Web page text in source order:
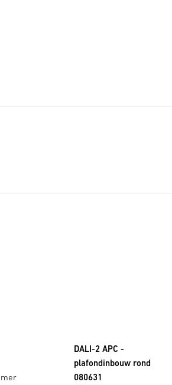
DALI-2 APC -
plafondinbouw rond
080631